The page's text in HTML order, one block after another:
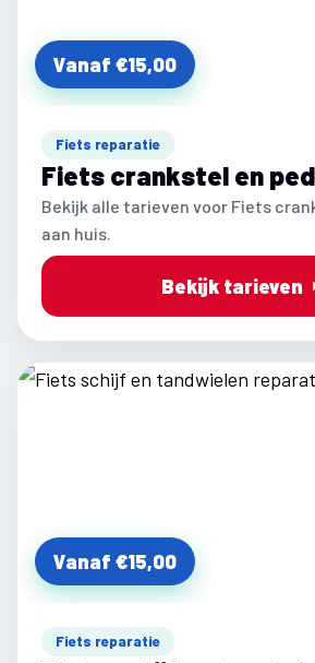
Vanaf €15,00
Fiets reparatie
Fiets crankstel en
Bekijk alle tarieven voor Fiets
aan huis.
Bekijk tarieven
Vanaf €15,00
Fiets reparatie